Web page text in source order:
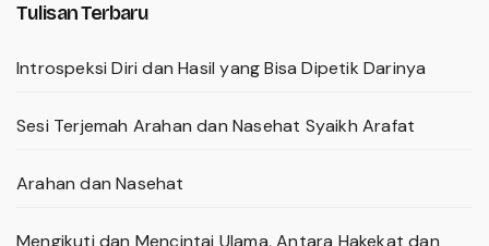
Tulisan Terbaru
Introspeksi Diri dan Hasil yang Bisa Dipetik Darinya
Sesi Terjemah Arahan dan Nasehat Syaikh Arafat
Arahan dan Nasehat